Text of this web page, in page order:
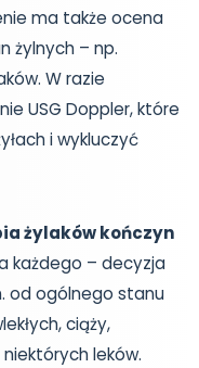
ma także ocena
żylnych – np.
W razie
USG Doppler, które
i wykluczyć
żylaków kończyn
każdego – decyzja
od ogólnego stanu
ciąży,
leków.